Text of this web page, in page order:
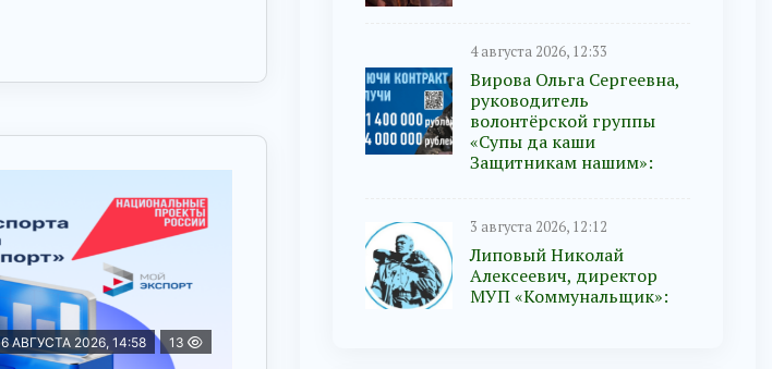
6 АВГУСТА 2026, 14:58 13
4 августа 2026, 12:33
Вирова Ольга Сергеевна,
руководитель
волонтёрской группы
«Супы да каши
Защитникам нашим»:
3 августа 2026, 12:12
Липовый Николай
Алексеевич, директор
МУП «Коммунальщик»: